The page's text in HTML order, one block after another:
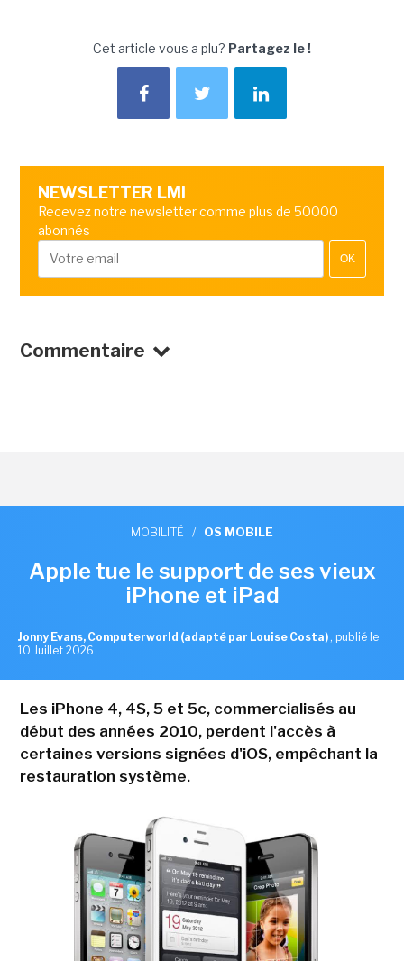
Cet article vous a plu? Partagez le !
NEWSLETTER LMI
Recevez notre newsletter comme plus de 50000
abonnés
OK
Commentaire
MOBILITÉ / OS MOBILE
Apple tue le support de ses vieux
iPhone et iPad
Jonny Evans, Computerworld (adapté par Louise Costa) , publié le
10 Juillet 2026
Les iPhone 4, 4S, 5 et 5c, commercialisés au
début des années 2010, perdent l'accès à
certaines versions signées d'iOS, empêchant la
restauration système.